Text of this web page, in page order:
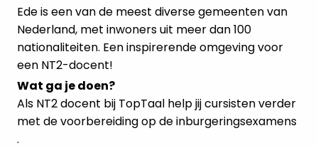
Ede is een van de meest diverse gemeenten van
Nederland, met inwoners uit meer dan 100
nationaliteiten. Een inspirerende omgeving voor
een NT2-docent!
Wat ga je doen?
Als NT2 docent bij TopTaal help jij cursisten verder
met de voorbereiding op de inburgeringsexamens
.